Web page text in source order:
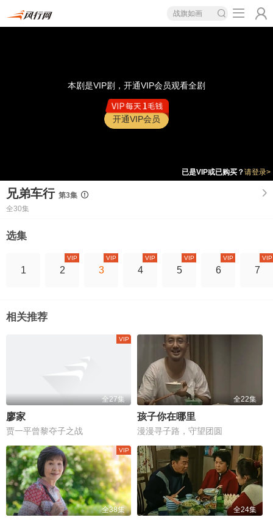
战旗如画
本剧是VIP剧，开通VIP会员观看全剧
开通VIP会员
已是VIP或已购买？请登录>
兄弟车行 第3集
全30集
选集
1 2
VIP
3
VIP
4
VIP
5
VIP
6
VIP
7
VIP
相关推荐
全27集
廖家
贾一平曾黎夺子之战
全22集
孩子你在哪里
漫漫寻子路，守望团圆
全38集 全24集